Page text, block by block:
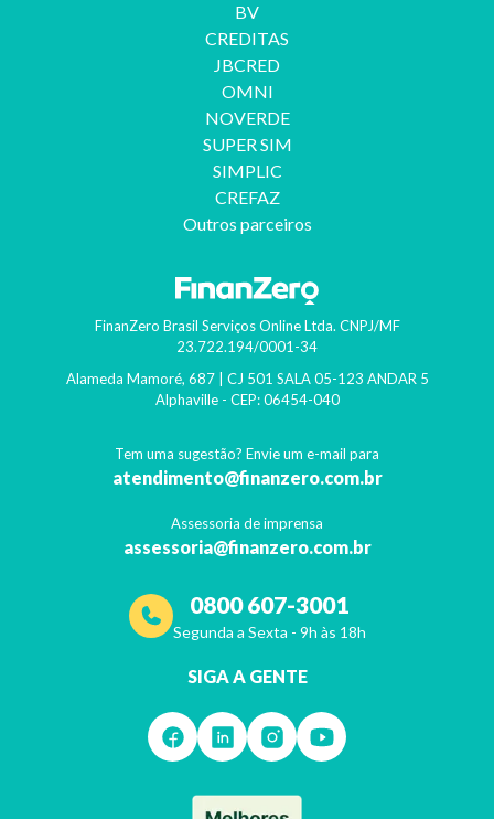
BV
CREDITAS
JBCRED
OMNI
NOVERDE
SUPER SIM
SIMPLIC
CREFAZ
Outros parceiros
FinanZero Brasil Serviços Online Ltda. CNPJ/MF
23.722.194/0001-34
Alameda Mamoré, 687 | CJ 501 SALA 05-123 ANDAR 5
Alphaville- CEP: 06454-040
Tem uma sugestão? Envie um e-mail para
atendimento@finanzero.com.br
Assessoria de imprensa
assessoria@finanzero.com.br
0800 607-3001
Segunda a Sexta - 9h às 18h
SIGA A GENTE